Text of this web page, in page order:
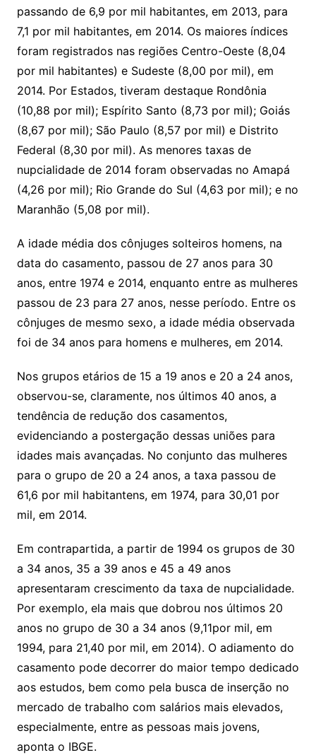
passando de 6,9 por mil habitantes, em 2013, para
7,1 por mil habitantes, em 2014. Os maiores índices
foram registrados nas regiões Centro-Oeste (8,04
por mil habitantes) e Sudeste (8,00 por mil), em
2014. Por Estados, tiveram destaque Rondônia
(10,88 por mil); Espírito Santo (8,73 por mil); Goiás
(8,67 por mil); São Paulo (8,57 por mil) e Distrito
Federal (8,30 por mil). As menores taxas de
nupcialidade de 2014 foram observadas no Amapá
(4,26 por mil); Rio Grande do Sul (4,63 por mil); e no
Maranhão (5,08 por mil).
A idade média dos cônjuges solteiros homens, na
data do casamento, passou de 27 anos para 30
anos, entre 1974 e 2014, enquanto entre as mulheres
passou de 23 para 27 anos, nesse período. Entre os
cônjuges de mesmo sexo, a idade média observada
foi de 34 anos para homens e mulheres, em 2014.
Nos grupos etários de 15 a 19 anos e 20 a 24 anos,
observou-se, claramente, nos últimos 40 anos, a
tendência de redução dos casamentos,
evidenciando a postergação dessas uniões para
idades mais avançadas. No conjunto das mulheres
para o grupo de 20 a 24 anos, a taxa passou de
61,6 por mil habitantens, em 1974, para 30,01 por
mil, em 2014.
Em contrapartida, a partir de 1994 os grupos de 30
a 34 anos, 35 a 39 anos e 45 a 49 anos
apresentaram crescimento da taxa de nupcialidade.
Por exemplo, ela mais que dobrou nos últimos 20
anos no grupo de 30 a 34 anos (9,11por mil, em
1994, para 21,40 por mil, em 2014). O adiamento do
casamento pode decorrer do maior tempo dedicado
aos estudos, bem como pela busca de inserção no
mercado de trabalho com salários mais elevados,
especialmente, entre as pessoas mais jovens,
aponta o IBGE.